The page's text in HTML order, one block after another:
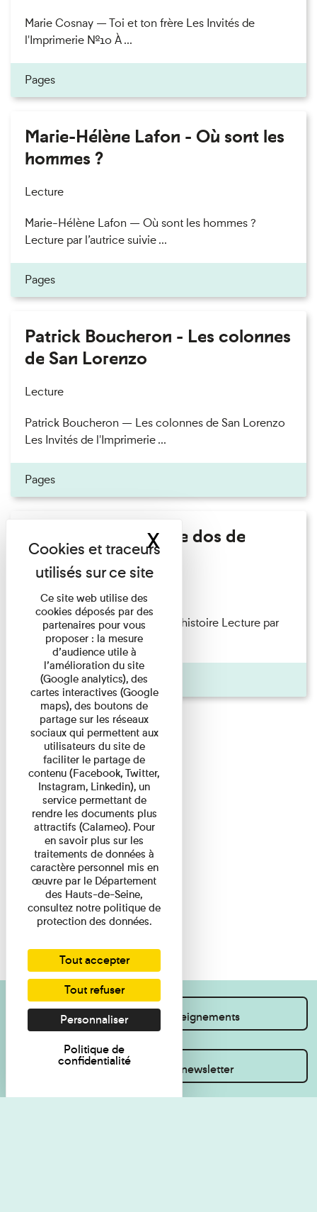
Marie Cosnay — Toi et ton frère Les Invités de
l'Imprimerie n°10 À ...
Pages
Marie-Hélène Lafon - Où sont les
hommes ?
Lecture
Marie-Hélène Lafon — Où sont les hommes ?
Lecture par l’autrice suivie ...
Pages
Patrick Boucheron - Les colonnes
de San Lorenzo
Lecture
Patrick Boucheron — Les colonnes de San Lorenzo
Les Invités de l'Imprimerie ...
Pages
Philippe Artières - Le dos de
l'histoire
Lecture
Philippe Artières — Le dos de l’histoire Lecture par
l’auteur accompagné de ...
Pages
Je souhaite des renseignements
Inscrivez-vous à la newsletter
Ce site web utilise des
cookies déposés par des
partenaires pour vous
proposer : la mesure
d’audience utile à
l’amélioration du site
(Google analytics), des
cartes interactives (Google
maps), des boutons de
partage sur les réseaux
sociaux qui permettent aux
utilisateurs du site de
faciliter le partage de
contenu (Facebook, Twitter,
Instagram, Linkedin), un
service permettant de
rendre les documents plus
attractifs (Calameo). Pour
en savoir plus sur les
traitements de données à
caractère personnel mis en
œuvre par le Département
des Hauts-de-Seine,
consultez notre politique de
protection des données.
Tout accepter
Tout refuser
Personnaliser
Politique de
confidentialité
XMasquer le